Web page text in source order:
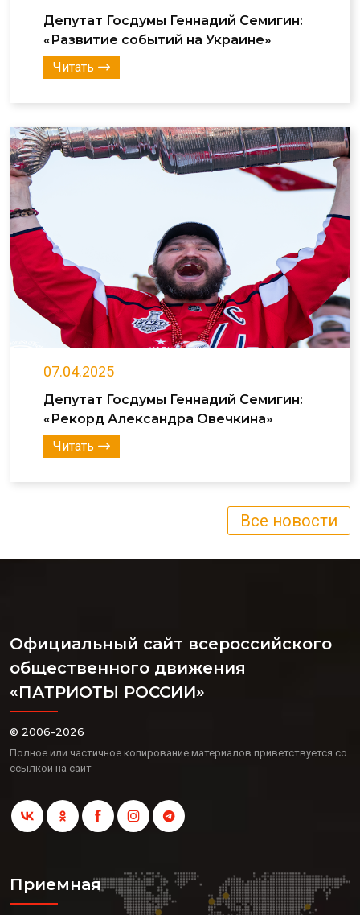
Депутат Госдумы Геннадий Семигин:
«Развитие событий на Украине»
Читать
07.04.2025
Депутат Госдумы Геннадий Семигин:
«Рекорд Александра Овечкина»
Читать
Все новости
Официальный сайт всероссийского
общественного движения
«ПАТРИОТЫ РОССИИ»
© 2006-2026
Полное или частичное копирование материалов приветствуется со
ссылкой на сайт
Приемная